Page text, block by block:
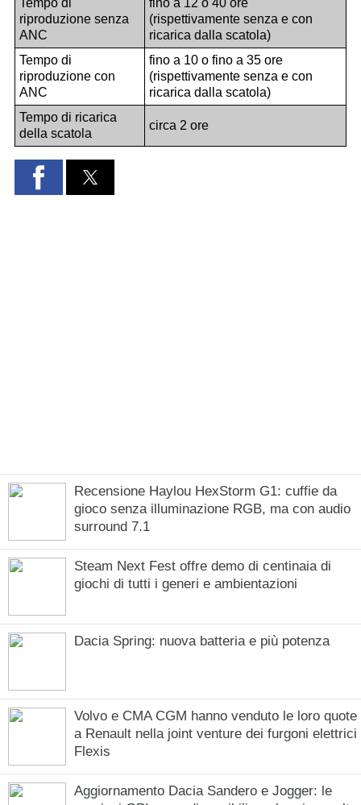
Recensione Haylou HexStorm G1: cuffie da
gioco senza illuminazione RGB, ma con audio
surround 7.1
Steam Next Fest offre demo di centinaia di
giochi di tutti i generi e ambientazioni
Dacia Spring: nuova batteria e più potenza
Volvo e CMA CGM hanno venduto le loro quote
a Renault nella joint venture dei furgoni elettrici
Flexis
Aggiornamento Dacia Sandero e Jogger: le